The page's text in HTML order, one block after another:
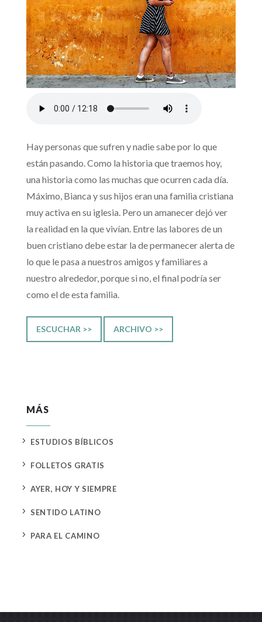
Hay personas que sufren y nadie sabe por lo que
están pasando. Como la historia que traemos hoy,
una historia como las muchas que ocurren cada día.
Máximo, Bianca y sus hijos eran una familia cristiana
muy activa en su iglesia. Pero un amanecer dejó ver
la realidad en la que vivían. Entre las labores de un
buen cristiano debe estar la de permanecer alerta de
lo que le pasa a nuestros amigos y familiares a
nuestro alrededor, porque si no, el final podría ser
como el de esta familia.
ESCUCHAR >> ARCHIVO >>
MÁS
5 ESTUDIOS BÍBLICOS
5 FOLLETOS GRATIS
5 AYER, HOY Y SIEMPRE
5 SENTIDO LATINO
5 PARA EL CAMINO